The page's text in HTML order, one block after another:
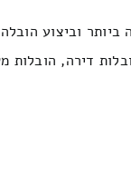
ביותר וביצוע
דירה,